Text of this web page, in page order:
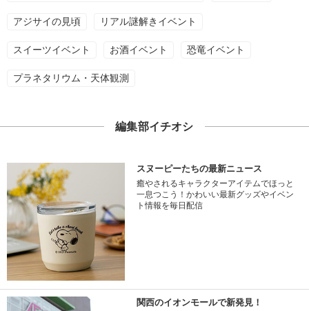
アジサイの見頃 リアル謎解きイベント
スイーツイベント お酒イベント 恐竜イベント
プラネタリウム・天体観測
編集部イチオシ
スヌーピーたちの最新ニュース
癒やされるキャラクターアイテムでほっと
一息つこう！かわいい最新グッズやイベン
ト情報を毎日配信
関西のイオンモールで新発見！